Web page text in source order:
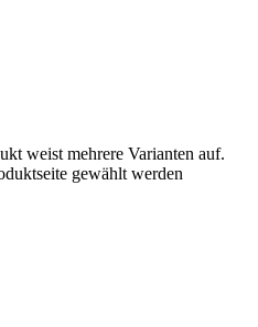
weist mehrere Varianten auf.
gewählt werden